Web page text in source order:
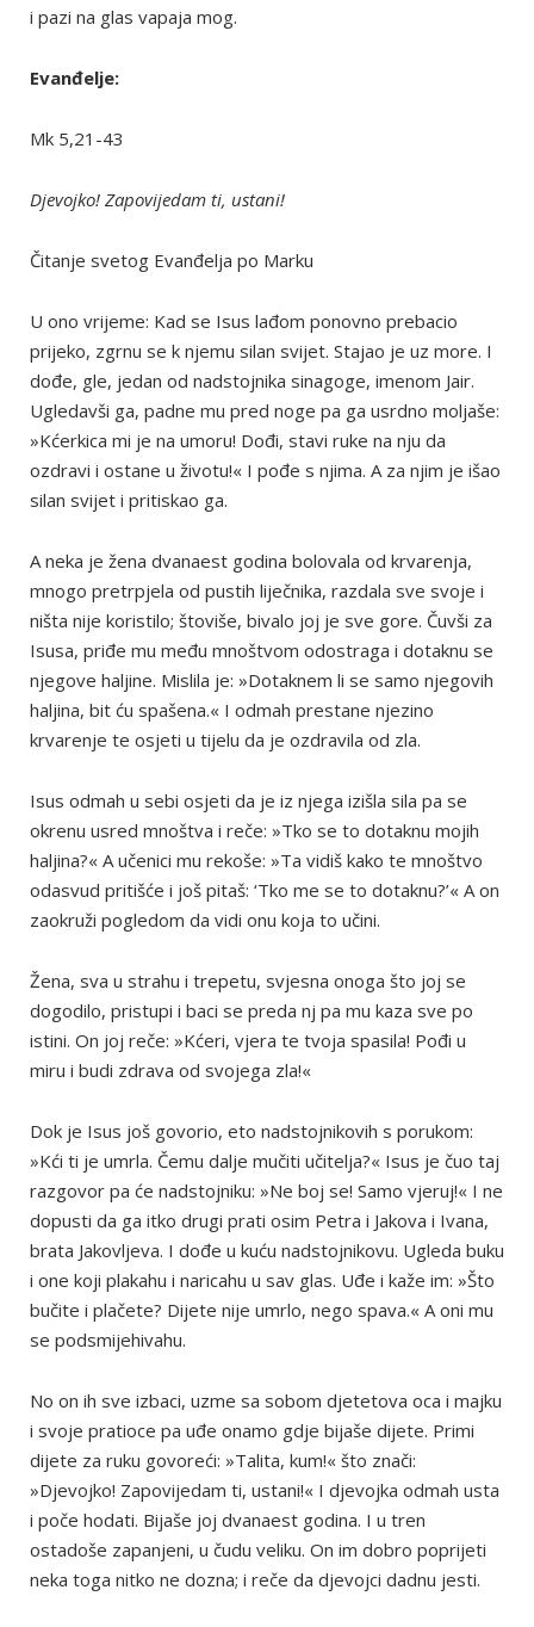
i pazi na glas vapaja mog.
Evanđelje:
Mk 5,21-43
Djevojko! Zapovijedam ti, ustani!
Čitanje svetog Evanđelja po Marku
U ono vrijeme: Kad se Isus lađom ponovno prebacio
prijeko, zgrnu se k njemu silan svijet. Stajao je uz more. I
dođe, gle, jedan od nadstojnika sinagoge, imenom Jair.
Ugledavši ga, padne mu pred noge pa ga usrdno moljaše:
»Kćerkica mi je na umoru! Dođi, stavi ruke na nju da
ozdravi i ostane u životu!« I pođe s njima. A za njim je išao
silan svijet i pritiskao ga.
A neka je žena dvanaest godina bolovala od krvarenja,
mnogo pretrpjela od pustih liječnika, razdala sve svoje i
ništa nije koristilo; štoviše, bivalo joj je sve gore. Čuvši za
Isusa, priđe mu među mnoštvom odostraga i dotaknu se
njegove haljine. Mislila je: »Dotaknem li se samo njegovih
haljina, bit ću spašena.« I odmah prestane njezino
krvarenje te osjeti u tijelu da je ozdravila od zla.
Isus odmah u sebi osjeti da je iz njega izišla sila pa se
okrenu usred mnoštva i reče: »Tko se to dotaknu mojih
haljina?« A učenici mu rekoše: »Ta vidiš kako te mnoštvo
odasvud pritišće i još pitaš: ‘Tko me se to dotaknu?’« A on
zaokruži pogledom da vidi onu koja to učini.
Žena, sva u strahu i trepetu, svjesna onoga što joj se
dogodilo, pristupi i baci se preda nj pa mu kaza sve po
istini. On joj reče: »Kćeri, vjera te tvoja spasila! Pođi u
miru i budi zdrava od svojega zla!«
Dok je Isus još govorio, eto nadstojnikovih s porukom:
»Kći ti je umrla. Čemu dalje mučiti učitelja?« Isus je čuo taj
razgovor pa će nadstojniku: »Ne boj se! Samo vjeruj!« I ne
dopusti da ga itko drugi prati osim Petra i Jakova i Ivana,
brata Jakovljeva. I dođe u kuću nadstojnikovu. Ugleda buku
i one koji plakahu i naricahu u sav glas. Uđe i kaže im: »Što
bučite i plačete? Dijete nije umrlo, nego spava.« A oni mu
se podsmijehivahu.
No on ih sve izbaci, uzme sa sobom djetetova oca i majku
i svoje pratioce pa uđe onamo gdje bijaše dijete. Primi
dijete za ruku govoreći: »Talita, kum!« što znači:
»Djevojko! Zapovijedam ti, ustani!« I djevojka odmah usta
i poče hodati. Bijaše joj dvanaest godina. I u tren
ostadoše zapanjeni, u čudu veliku. On im dobro poprijeti
neka toga nitko ne dozna; i reče da djevojci dadnu jesti.